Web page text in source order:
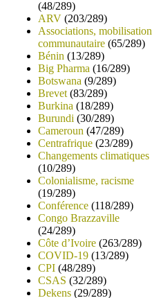
(48/289)
ARV (203/289)
Associations, mobilisation
communautaire (65/289)
Bénin (13/289)
Big Pharma (16/289)
Botswana (9/289)
Brevet (83/289)
Burkina (18/289)
Burundi (30/289)
Cameroun (47/289)
Centrafrique (23/289)
Changements climatiques
(10/289)
Colonialisme, racisme
(19/289)
Conférence (118/289)
Congo Brazzaville
(24/289)
Côte d’Ivoire (263/289)
COVID-19 (13/289)
CPI (48/289)
CSAS (32/289)
Dekens (29/289)